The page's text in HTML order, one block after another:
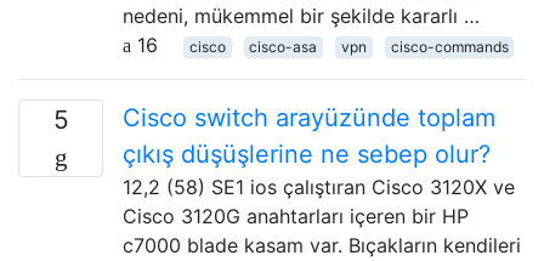
nedeni, mükemmel bir şekilde kararlı …
16
cisco cisco-asa vpn cisco-commands
5
Cisco switch arayüzünde toplam
çıkış düşüşlerine ne sebep olur?
12,2 (58) SE1 ios çalıştıran Cisco 3120X ve
Cisco 3120G anahtarları içeren bir HP
c7000 blade kasam var. Bıçakların kendileri